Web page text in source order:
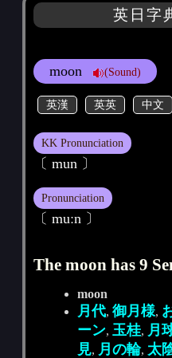
英日字
moon (Sound)
英漢 英英 中文
KK Pronunciation
〔 mun 〕
Pronunciation
〔 muːn 〕
The moon has 9
moon
月代,御月様,
ーン, 玉桂, 月
見, 月の輪, 太